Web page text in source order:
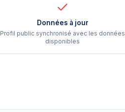
Données à jour
Profil public synchronisé avec les données
disponibles